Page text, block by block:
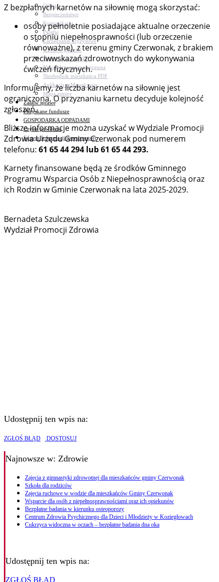
Oświata
Bezpieczeństwo
Komunikacja
Parafie
Zarządzanie kryzysowe
C.ześć w gminie!
Budżet obywatelski
Nieodpłatna pomoc prawna
Niezbędnik mieszkańca PDF
Aplikacja mMieszkaniec
Mapa gminy
Załatw sprawę
Pozyskane fundusze
GOSPODARKA ODPADAMI
Czyste powietrze
System Informacji przestrzennej
Z bezpłatnych karnetów na siłownię mogą skorzystać:
osoby pełnoletnie posiadające aktualne orzeczenie
o stopniu niepełnosprawności (lub orzeczenie
równoważne), z terenu gminy Czerwonak, z brakiem
przeciwwskazań zdrowotnych do wykonywania
ćwiczeń fizycznych.
Informujemy, że liczba karnetów na siłownię jest
ograniczona. O przyznaniu karnetu decyduje kolejność
zgłoszeń.
Bliższe informacje można uzyskać w Wydziale Promocji
Zdrowia Urzędu Gminy Czerwonak pod numerem
telefonu: 61 65 44 294 lub 61 65 44 293.
Karnety finansowane będą ze środków Gminnego
Programu Wsparcia Osób z Niepełnosprawnością oraz
ich Rodzin w Gminie Czerwonak na lata 2025-2029.
Bernadeta Szulczewska
Wydział Promocji Zdrowia
Udostępnij ten wpis na:
ZGŁOŚ BŁĄD DOSTOSUJ
Najnowsze w: Zdrowie
Zajęcia z gimnastyki zdrowotnej dla mieszkańców gminy Czerwonak
Szkoła dla rodziców
Zajęcia ruchowe w wodzie dla mieszkańców Gminy Czerwonak
Wsparcie dla osób z niepełnosprawnościami oraz ich opiekunów
Bezpłatne badania w kierunku osteoporozy
Centrum Zdrowia Psychicznego dla Dzieci i Młodzieży w Koziegłowach
Cukrzyca widoczna w oczach – bezpłatne badania dna oka
Udostępnij ten wpis na:
ZGŁOŚ BŁĄD